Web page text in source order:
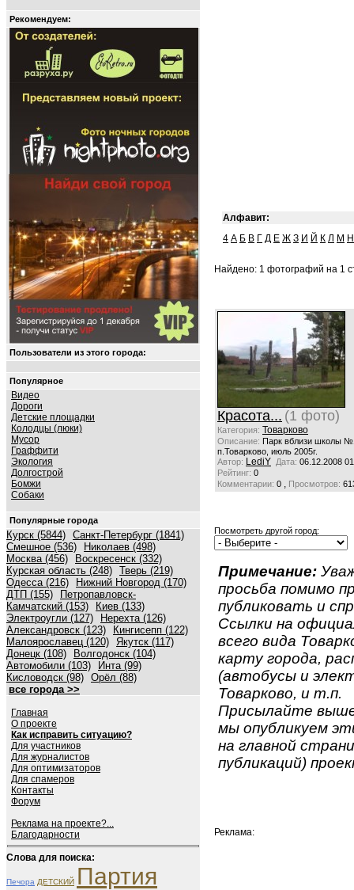
Рекомендуем:
Пользователи из этого города:
Популярное
Видео
Дороги
Детские площадки
Колодцы (люки)
Мусор
Граффити
Экология
Долгострой
Бомжи
Собаки
Популярные города
Курск (5844) Санкт-Петербург (1841)
Смешное (536)
Николаев (498)
Москва (456)
Воскресенск (332)
Курская область (248) Тверь (219)
Одесса (216)
Нижний Новгород (170)
ДТП (155)
Петропавловск-
Камчатский (153)
Киев (133)
Электроугли (127)
Нерехта (126)
Александровск (123)
Кингисепп (122)
Малоярославец (120) Якутск (117)
Донецк (108)
Волгодонск (104)
Автомобили (103)
Инта (99)
Кисловодск (98) Орёл (88)
все города >>
Главная
О проекте
Как исправить ситуацию?
Для участников
Для журналистов
Для оптимизаторов
Для спамеров
Контакты
Форум
Реклама на проекте?...
Благодарности
Слова для поиска:
Печора ДЕТСКИЙ Партия
Алфавит:
4 А Б В Г Д Е Ж З И Й К Л М Н
Найдено: 1 фотографий на 1
Красота... (1 фото)
Категория: Товарково
Описание: Парк вблизи школы
п.Товарково, июль 2005г.
Автор: LediY Дата: 06.12.2008
Рейтинг: 0
Комментарии: 0 , Просмотров:
Посмотреть другой город:
Примечание:
просьба помимо
публиковать и
Ссылки на
всего вида
карту города,
(автобусы и
Товарково, и т.п.
Присылайте
мы опубликуем
на главной
публикаций)
Реклама: